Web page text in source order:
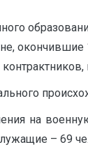
на
– 69